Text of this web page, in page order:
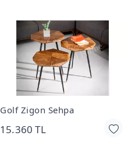
Golf Zigon Sehpa
15.360 TL